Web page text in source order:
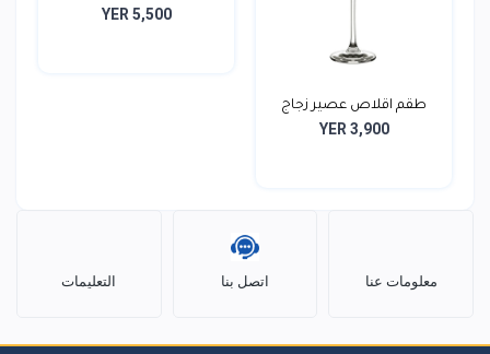
طقم اقلاص عصير زجاج
طوي...
YER 3,900
YER 5,500
معلومات عنا اتصل بنا التعليمات